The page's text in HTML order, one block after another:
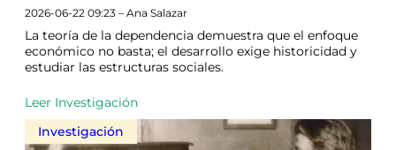
2026-06-22 09:23 – Ana Salazar
La teoría de la dependencia demuestra que el enfoque
económico no basta; el desarrollo exige historicidad y
estudiar las estructuras sociales.
Leer Investigación
Investigación